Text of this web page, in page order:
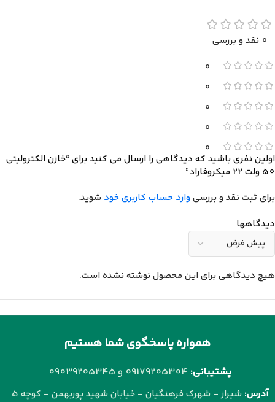
0 نقد و بررسی
0
0
0
0
0
دیدگاهها
هیچ دیدگاهی برای این محصول نوشته نشده است.
اولین نفری باشید که دیدگاهی را ارسال می کنید برای “خازن الکترولیتی
50 ولت 22 میکروفاراد”
برای ثبت نقد و بررسیوارد حساب کاربری خود شوید.
همواره پاسخگوی شما هستیم
پشتیبانی: 09179205304 و 09039205345
آدرس: شیراز - شهرک فرهنگیان - خیابان شهید پوربهمن - کوچه 5